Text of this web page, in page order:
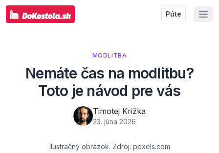
Púte
MODLITBA
Nemáte čas na modlitbu?
Toto je návod pre vás
Timotej Križka
23. júna 2026
Ilustračný obrázok. Zdroj: pexels.com